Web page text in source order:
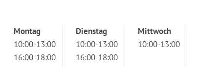
Montag
10:00-13:00
16:00-18:00
Dienstag
10:00-13:00
16:00-18:00
Mittwoch
10:00-13:00